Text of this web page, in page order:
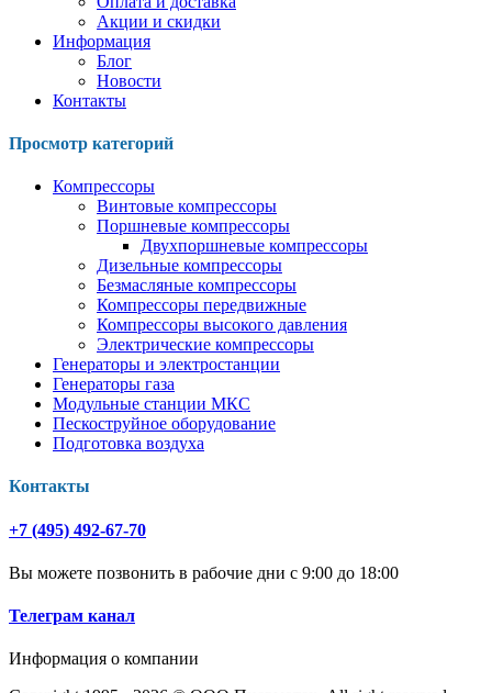
Акции и скидки
Информация
Блог
Новости
Контакты
Просмотр категорий
Компрессоры
Винтовые компрессоры
Поршневые компрессоры
Двухпоршневые компрессоры
Дизельные компрессоры
Безмасляные компрессоры
Компрессоры передвижные
Компрессоры высокого давления
Электрические компрессоры
Генераторы и электростанции
Генераторы газа
Модульные станции МКС
Пескоструйное оборудование
Подготовка воздуха
Контакты
+7 (495) 492-67-70
Вы можете позвонить в рабочие дни с 9:00 до 18:00
Телеграм канал
Информация о компании